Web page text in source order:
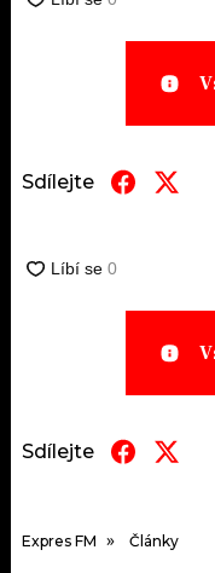
Sdílejte
Sdílejte
Expres FM Články